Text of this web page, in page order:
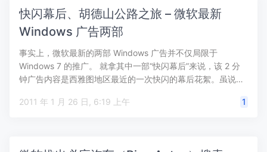
快闪幕后、胡德山公路之旅 – 微软最新
Windows 广告两部
事实上，微软最新的两部 Windows 广告并不仅局限于
Windows 7 的推广。 就拿其中一部“快闪幕后”来说，该 2 分
钟广告内容是西雅图地区最近的一次快闪的幕后花絮。虽说…
2011 年 1 月 26 日, 6:19 上午 1